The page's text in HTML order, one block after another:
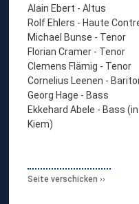
Alain Ebert - Altus
Rolf Ehlers - Haute
Michael Bunse - Tenor
Florian Cramer - Tenor
Clemens Flämig - Tenor
Cornelius Leenen -
Georg Hage - Bass
Ekkehard Abele - Bass
Kiem)
Seite verschicken